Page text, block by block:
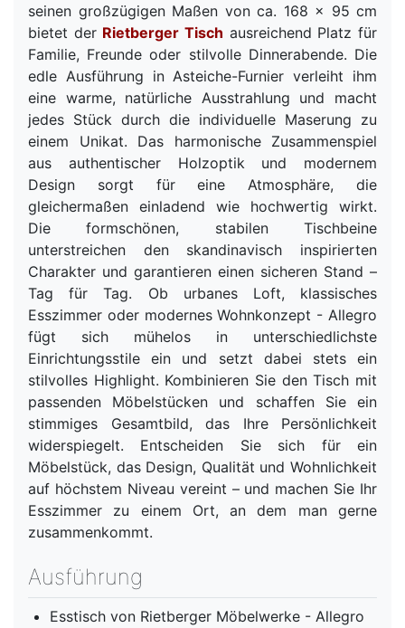
seinen großzügigen Maßen von ca. 168 x 95 cm
bietet der Rietberger Tisch ausreichend Platz für
Familie, Freunde oder stilvolle Dinnerabende. Die
edle Ausführung in Asteiche-Furnier verleiht ihm
eine warme, natürliche Ausstrahlung und macht
jedes Stück durch die individuelle Maserung zu
einem Unikat. Das harmonische Zusammenspiel
aus authentischer Holzoptik und modernem
Design sorgt für eine Atmosphäre, die
gleichermaßen einladend wie hochwertig wirkt.
Die formschönen, stabilen Tischbeine
unterstreichen den skandinavisch inspirierten
Charakter und garantieren einen sicheren Stand –
Tag für Tag. Ob urbanes Loft, klassisches
Esszimmer oder modernes Wohnkonzept - Allegro
fügt sich mühelos in unterschiedlichste
Einrichtungsstile ein und setzt dabei stets ein
stilvolles Highlight. Kombinieren Sie den Tisch mit
passenden Möbelstücken und schaffen Sie ein
stimmiges Gesamtbild, das Ihre Persönlichkeit
widerspiegelt. Entscheiden Sie sich für ein
Möbelstück, das Design, Qualität und Wohnlichkeit
auf höchstem Niveau vereint – und machen Sie Ihr
Esszimmer zu einem Ort, an dem man gerne
zusammenkommt.
Ausführung
Esstisch von Rietberger Möbelwerke - Allegro